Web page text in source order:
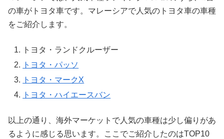
の車がトヨタ車です。マレーシアで人気のトヨタ車の車種
をご紹介します。
トヨタ・ランドクルーザー
トヨタ・パッソ
トヨタ・マークX
トヨタ・ハイエースバン
以上の通り、海外マーケットで人気の車種は少し偏りがあ
るように感じる思います。ここでご紹介したのはTOP10